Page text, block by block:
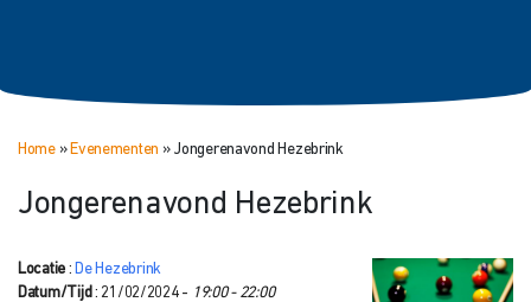
Home» Evenementen » Jongerenavond Hezebrink
Jongerenavond Hezebrink
Locatie : De Hezebrink
Datum/Tijd : 21/02/2024 - 19:00 - 22:00